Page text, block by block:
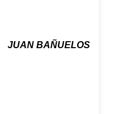
JUAN BAÑUELOS